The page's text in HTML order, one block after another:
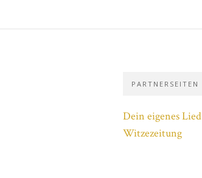
PARTNERSEITEN
Dein eigenes Lied
Witzezeitung